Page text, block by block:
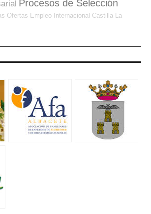
Procesos de Selección
Ofertas Empleo Internacional Castilla La